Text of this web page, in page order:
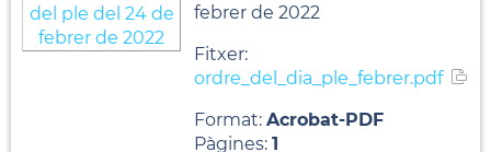
febrer de 2022
Fitxer:
ordre_del_dia_ple_febrer.pdf
Format: Acrobat-PDF
Pàgines: 1